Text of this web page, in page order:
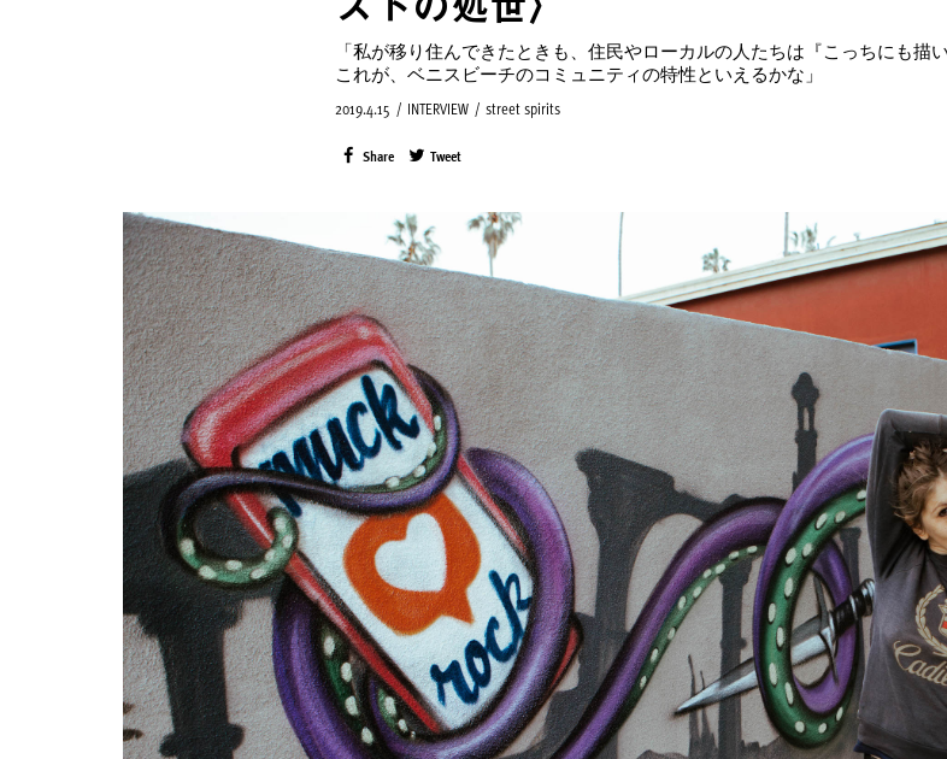
「私が移り住んできたときも、住民やローカルの人たちは『こっちにも描
これが、ベニスビーチのコミュニティの特性といえるかな」
2019.4.15 / INTERVIEW / street spirits
Share Tweet